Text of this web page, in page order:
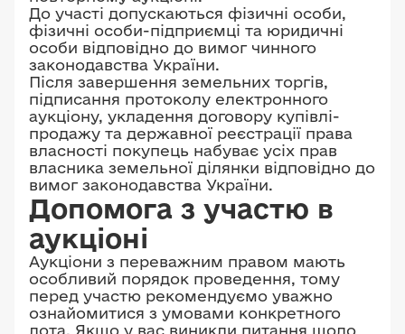
До участі допускаються фізичні особи,
фізичні особи-підприємці та юридичні
особи відповідно до вимог чинного
законодавства України.
Після завершення земельних торгів,
підписання протоколу електронного
аукціону, укладення договору купівлі-
продажу та державної реєстрації права
власності покупець набуває усіх прав
власника земельної ділянки відповідно до
вимог законодавства України.
Допомога з участю в
аукціоні
Аукціони з переважним правом мають
особливий порядок проведення, тому
перед участю рекомендуємо уважно
ознайомитися з умовами конкретного
лота. Якщо у вас виникли питання щодо